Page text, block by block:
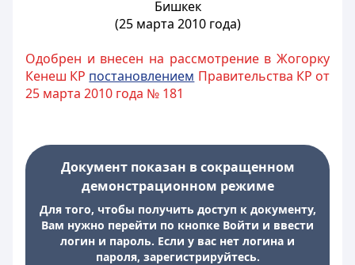
Бишкек
(25 марта 2010 года)
Одобрен и внесен на рассмотрение в Жогорку
Кенеш КР постановлением Правительства КР от
25 марта 2010 года № 181
Документ показан в сокращенном
демонстрационном режиме
Для того, чтобы получить доступ к документу,
Вам нужно перейти по кнопке Войти и ввести
логин и пароль. Если у вас нет логина и
пароля, зарегистрируйтесь.